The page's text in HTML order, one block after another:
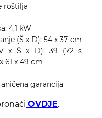
roštilja
4,1 kW
(Š x D): 54 x 37 cm
x Š x D): 39 (72 s
61 x 49 cm
garancija
OVDJE.